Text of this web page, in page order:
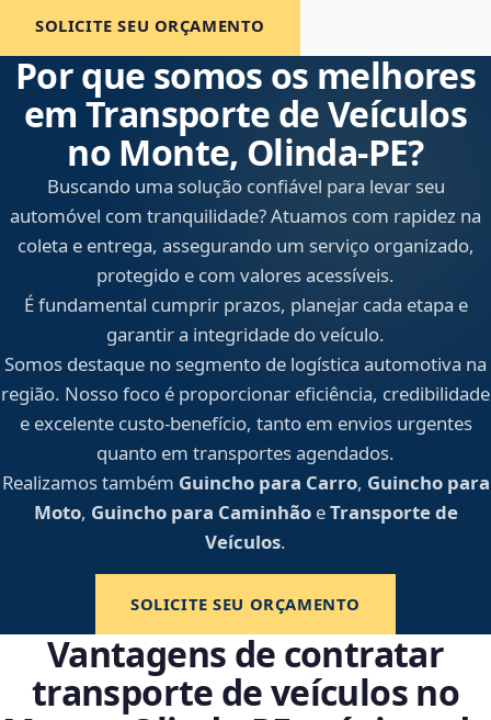
SOLICITE SEU ORÇAMENTO
Por que somos os melhores
em Transporte de Veículos
no Monte, Olinda‑PE?
Buscando uma solução confiável para levar seu
automóvel com tranquilidade? Atuamos com rapidez na
coleta e entrega, assegurando um serviço organizado,
protegido e com valores acessíveis.
É fundamental cumprir prazos, planejar cada etapa e
garantir a integridade do veículo.
Somos destaque no segmento de logística automotiva na
região. Nosso foco é proporcionar eficiência, credibilidade
e excelente custo-benefício, tanto em envios urgentes
quanto em transportes agendados.
Realizamos também Guincho para Carro, Guincho para
Moto, Guincho para CaminhãoeTransporte de
Veículos.
SOLICITE SEU ORÇAMENTO
Vantagens de contratar
transporte de veículos no